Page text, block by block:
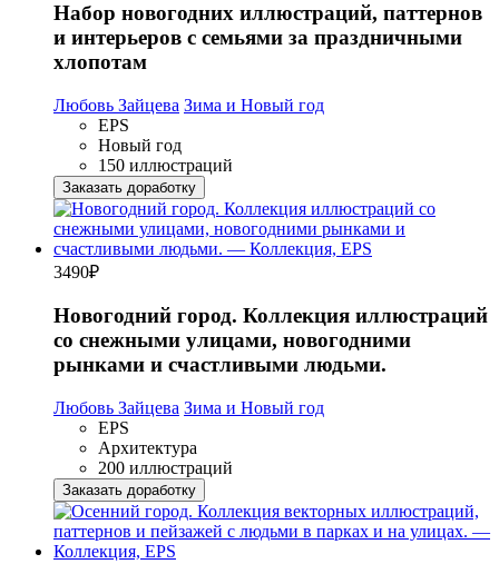
Набор новогодних иллюстраций, паттернов
и интерьеров с семьями за праздничными
хлопотам
Любовь Зайцева Зима и Новый год
EPS
Новый год
150 иллюстраций
Заказать доработку
3490₽
Новогодний город. Коллекция иллюстраций
со снежными улицами, новогодними
рынками и счастливыми людьми.
Любовь Зайцева Зима и Новый год
EPS
Архитектура
200 иллюстраций
Заказать доработку